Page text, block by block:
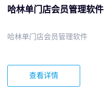
哈林单门店会员管理软件
哈林单门店会员管理软件
查看详情